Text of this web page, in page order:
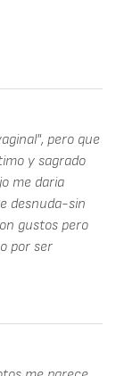
pero que
y sagrado
me daria
desnuda-sin
gustos pero
por ser